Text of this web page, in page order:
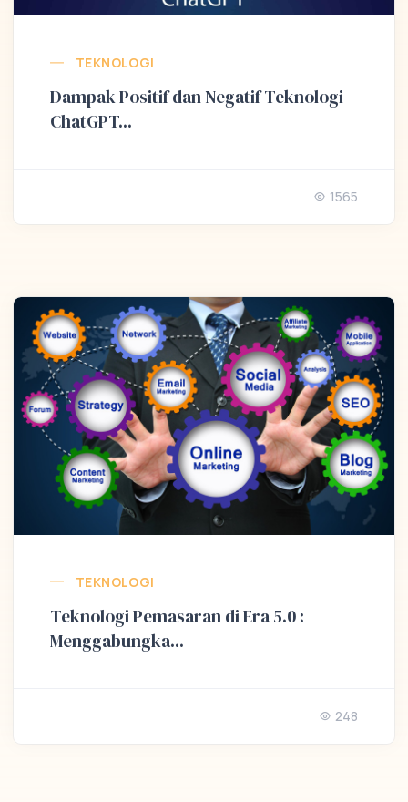
TEKNOLOGI
Dampak Positif dan Negatif Teknologi
ChatGPT...
1565
TEKNOLOGI
Teknologi Pemasaran di Era 5.0 :
Menggabungka...
248